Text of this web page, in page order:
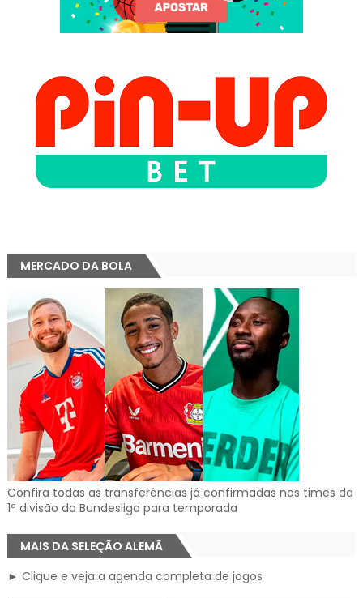
MERCADO DA BOLA
Confira todas as transferências já confirmadas nos times da
1ª divisão da Bundesliga para temporada
MAIS DA SELEÇÃO ALEMÃ
► Clique e veja a agenda completa de jogos